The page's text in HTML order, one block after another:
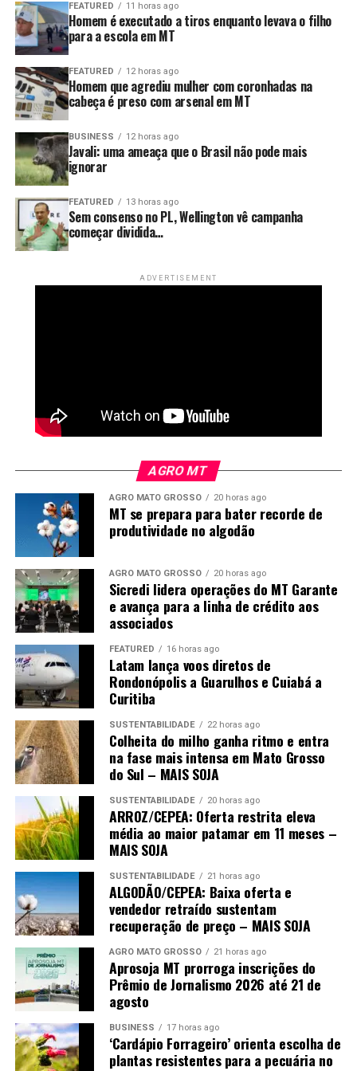
insistir nela não é solução. É apenas adiar um problema
que pode se tornar muito maior no futuro.
*Miguel Daoud
Política do Canal Rural
OCanal Rural
não se responsabiliza pelas opiniões e
conteúdos de inteira responsabilidade de seus autores. A
empresa se reserva o direito de fazer ajustes no texto
para adequação às normas de publicação.
O postJavali: uma ameaça que o Brasil não pode mais
ignorarapareceu primeiro emCanal Rural.
FEATURED 11 horas ago
Homem é executado a tiros enquanto levava o filho
para a escola em MT
FEATURED 12 horas ago
Homem que agrediu mulher com coronhadas na
cabeça é preso com arsenal em MT
BUSINESS 12 horas ago
Javali: uma ameaça que o Brasil não pode mais
ignorar
FEATURED 13 horas ago
Sem consenso no PL, Wellington vê campanha
começar dividida…
ADVERTISEMENT
AGRO MT
AGRO MATO GROSSO 20 horas ago
MT se prepara para bater recorde de
produtividade no algodão
AGRO MATO GROSSO 20 horas ago
Sicredi lidera operações do MT Garante
e avança para a linha de crédito aos
associados
FEATURED 16 horas ago
Latam lança voos diretos de
Rondonópolis a Guarulhos e Cuiabá a
Curitiba
SUSTENTABILIDADE 22 horas ago
Colheita do milho ganha ritmo e entra
na fase mais intensa em Mato Grosso
do Sul – MAIS SOJA
SUSTENTABILIDADE 20 horas ago
ARROZ/CEPEA: Oferta restrita eleva
média ao maior patamar em 11 meses –
MAIS SOJA
SUSTENTABILIDADE 21 horas ago
ALGODÃO/CEPEA: Baixa oferta e
vendedor retraído sustentam
recuperação de preço – MAIS SOJA
AGRO MATO GROSSO 21 horas ago
Aprosoja MT prorroga inscrições do
Prêmio de Jornalismo 2026 até 21 de
agosto
BUSINESS 17 horas ago
‘Cardápio Forrageiro’ orienta escolha de
plantas resistentes para a pecuária no